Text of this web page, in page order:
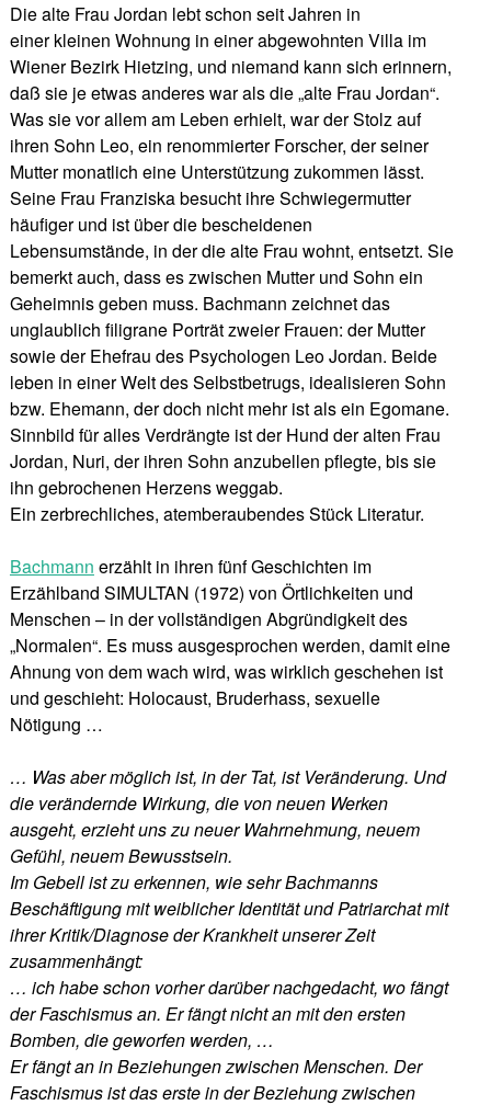
Die alte Frau Jordan lebt schon seit Jahren in
einer kleinen Wohnung in einer abgewohnten Villa im
Wiener Bezirk Hietzing, und niemand kann sich erinnern,
daß sie je etwas anderes war als die „alte Frau Jordan“.
Was sie vor allem am Leben erhielt, war der Stolz auf
ihren Sohn Leo, ein renommierter Forscher, der seiner
Mutter monatlich eine Unterstützung zukommen lässt.
Seine Frau Franziska besucht ihre Schwiegermutter
häufiger und ist über die bescheidenen
Lebensumstände, in der die alte Frau wohnt, entsetzt. Sie
bemerkt auch, dass es zwischen Mutter und Sohn ein
Geheimnis geben muss. Bachmann zeichnet das
unglaublich filigrane Porträt zweier Frauen: der Mutter
sowie der Ehefrau des Psychologen Leo Jordan. Beide
leben in einer Welt des Selbstbetrugs, idealisieren Sohn
bzw. Ehemann, der doch nicht mehr ist als ein Egomane.
Sinnbild für alles Verdrängte ist der Hund der alten Frau
Jordan, Nuri, der ihren Sohn anzubellen pflegte, bis sie
ihn gebrochenen Herzens weggab.
Ein zerbrechliches, atemberaubendes Stück Literatur.
Bachmann erzählt in ihren fünf Geschichten im
Erzählband SIMULTAN (1972) von Örtlichkeiten und
Menschen – in der vollständigen Abgründigkeit des
„Normalen“. Es muss ausgesprochen werden, damit eine
Ahnung von dem wach wird, was wirklich geschehen ist
und geschieht: Holocaust, Bruderhass, sexuelle
Nötigung …
… Was aber möglich ist, in der Tat, ist Veränderung. Und
die verändernde Wirkung, die von neuen Werken
ausgeht, erzieht uns zu neuer Wahrnehmung, neuem
Gefühl, neuem Bewusstsein.
Im Gebell ist zu erkennen, wie sehr Bachmanns
Beschäftigung mit weiblicher Identität und Patriarchat mit
ihrer Kritik/Diagnose der Krankheit unserer Zeit
zusammenhängt:
… ich habe schon vorher darüber nachgedacht, wo fängt
der Faschismus an. Er fängt nicht an mit den ersten
Bomben, die geworfen werden, …
Er fängt an in Beziehungen zwischen Menschen. Der
Faschismus ist das erste in der Beziehung zwischen